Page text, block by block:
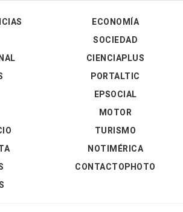
ECONOMÍA
SOCIEDAD
CIENCIAPLUS
PORTALTIC
EPSOCIAL
MOTOR
TURISMO
NOTIMÉRICA
CONTACTOPHOTO